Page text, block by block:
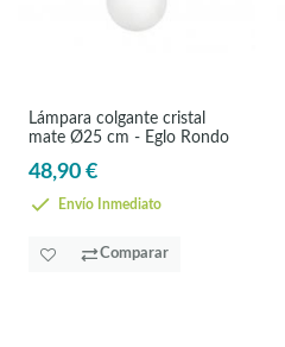
Lámpara colgante cristal
mate Ø25 cm - Eglo Rondo
48,90 €
Envío Inmediato
Comparar